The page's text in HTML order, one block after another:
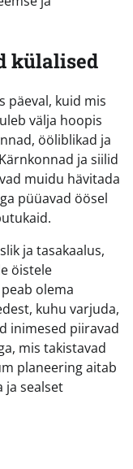
külalised
päeval, kuid mis
välja hoopis
ööliblikad ja
ja siilid
muidu hävitada
püüavad öösel
ja tasakaalus,
öistele
olema
kuhu varjuda,
inimesed piiravad
mis takistavad
planeering aitab
ja sealset